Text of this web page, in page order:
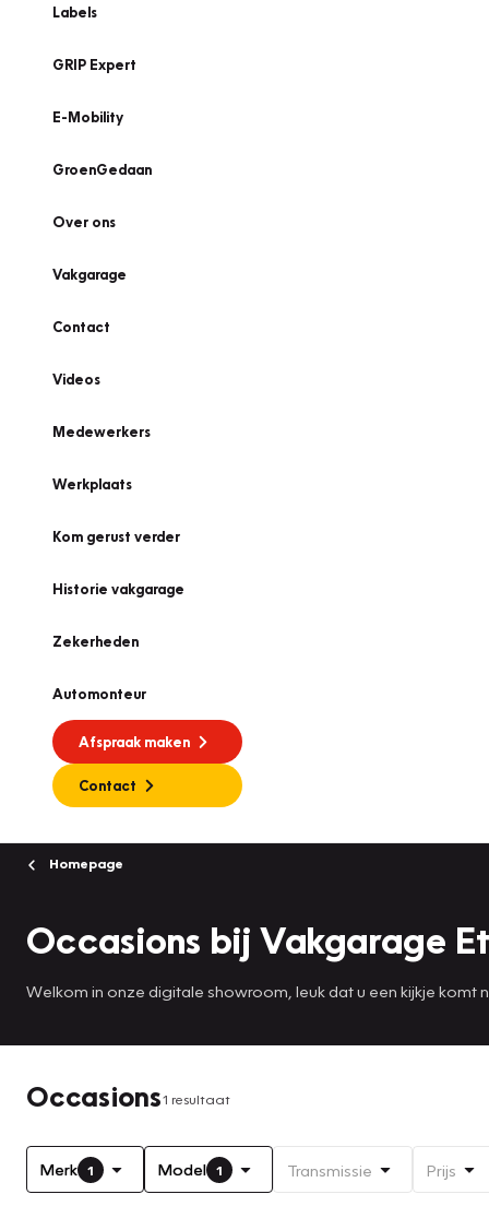
Labels
GRIP Expert
E-Mobility
GroenGedaan
Over ons
Vakgarage
Contact
Videos
Medewerkers
Werkplaats
Kom gerust verder
Historie vakgarage
Zekerheden
Automonteur
Afspraak maken
Contact
Homepage
Occasions bij Vakgarage
Welkom in onze digitale showroom, leuk dat u een kijkje komt
Occasions1 resultaat
Merk 1 Model 1 Transmissie Prijs